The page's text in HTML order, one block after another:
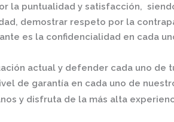
la puntualidad y satisfacción,
demostrar respeto por la
es la confidencialidad en cada
actual y defender cada uno de
de garantía en cada uno de
y disfruta de la más alta